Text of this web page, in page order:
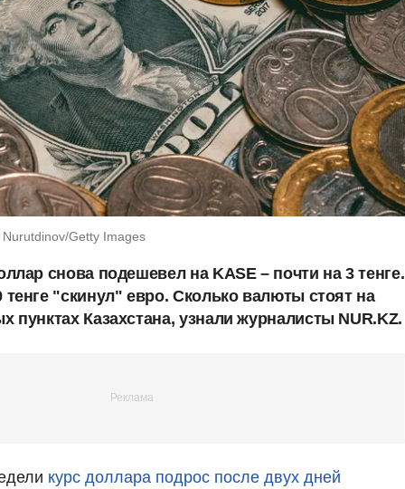
Getty Images
снова подешевел на KASE – почти на 3 тенге.
"скинул" евро. Сколько валюты стоят на
пунктах Казахстана, узнали журналисты NUR.KZ.
курс доллара подрос после двух дней